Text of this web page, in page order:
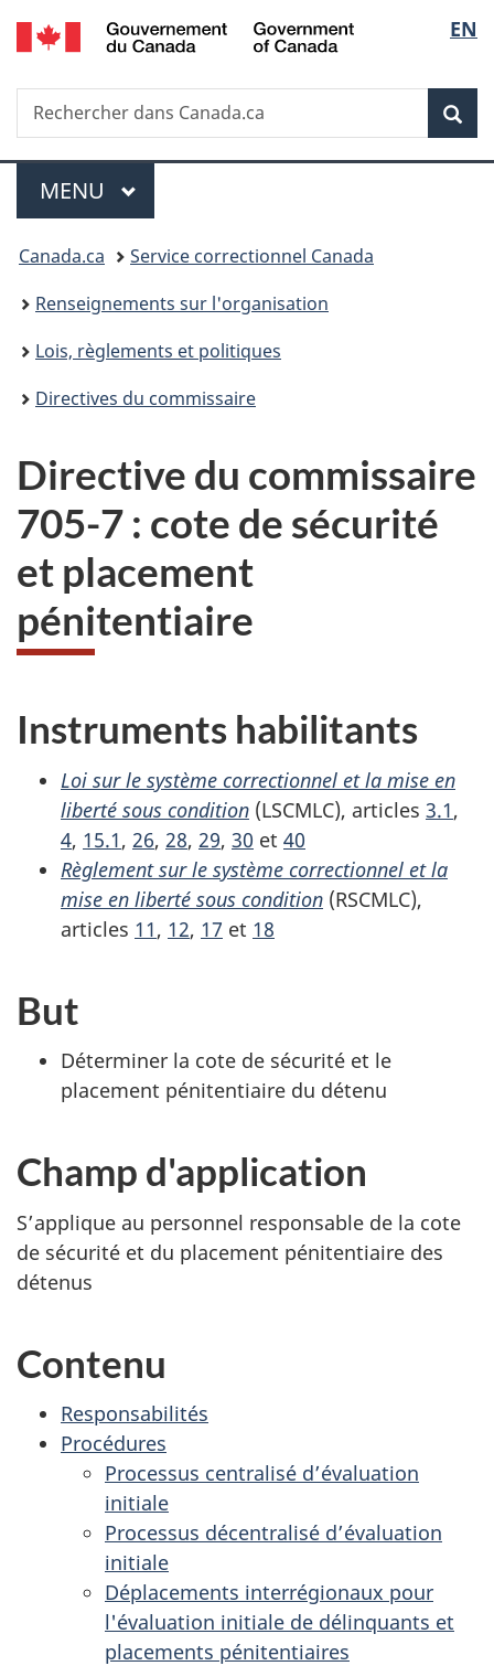
Passer
au
principal
Passer
à
Au
du
Passer
à
version
simplifiée
de
la
EN
Recherche
Rechercher
dans
Menu
MENU PRINCIPAL
Vous
êtes
ici :
Canada.ca
Service correctionnel Canada
Renseignements sur l'organisation
Lois, règlements et politiques
Directives du commissaire
Directive du commissaire
705-7 : cote de sécurité
et placement
pénitentiaire
Instruments habilitants
Loi sur le système correctionnel et la mise en
liberté sous condition (LSCMLC), articles 3.1,
4, 15.1, 26, 28, 29, 30 et 40
Règlement sur le système correctionnel et la
mise en liberté sous condition (RSCMLC),
articles 11, 12, 17 et 18
But
Déterminer la cote de sécurité et le
placement pénitentiaire du détenu
Champ d'application
S’applique au personnel responsable de la cote
de sécurité et du placement pénitentiaire des
détenus
Contenu
Responsabilités
Procédures
Processus centralisé d’évaluation
initiale
Processus décentralisé d’évaluation
initiale
Déplacements interrégionaux pour
l'évaluation initiale de délinquants et
placements pénitentiaires